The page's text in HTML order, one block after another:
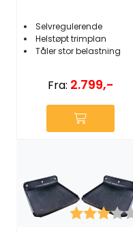
Selvregulerende
Helstøpt trimplan
Tåler stor belastning
Fra: 2.799,-
Karakter:
Outlet